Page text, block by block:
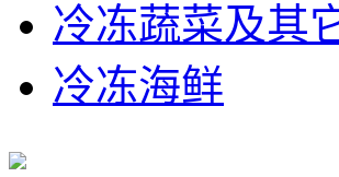
冷冻蔬菜及其
冷冻海鲜